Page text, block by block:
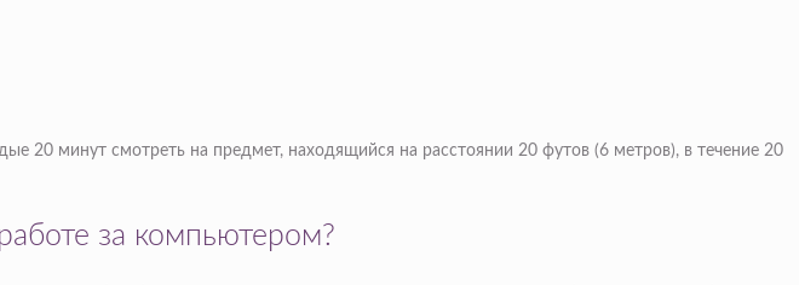
20 минут смотреть на предмет, находящийся на расстоянии 20 футов (6 метров), в течение 20
за компьютером?